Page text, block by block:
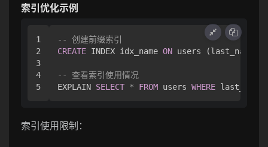
索引优化示例
1
2
3
4
-- 创建前缀索引
CREATE INDEX idx_name ON users (last_name(
-- 查看索引使用情况
EXPLAIN SELECT * FROM users WHERE last_name
索引使用限制：